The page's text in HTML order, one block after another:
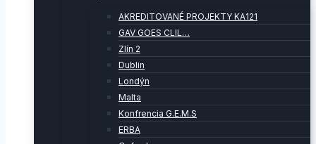
AKREDITOVANÉ PROJEKTY KA121
GAV GOES CLIL…
Zlín 2
Dublin
Londýn
Malta
Konfrencia G.E.M.S
ERBA